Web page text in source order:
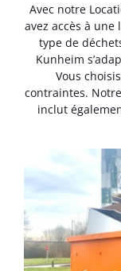
Avec notre
avez accès à
type de
Kunheim
Vous
contraintes.
inclut